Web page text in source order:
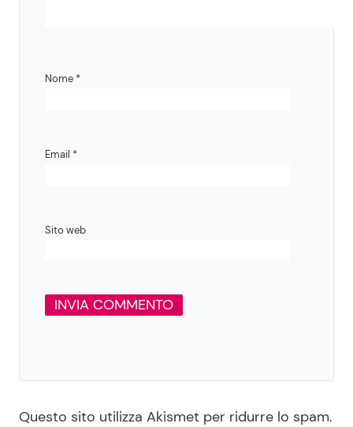
Nome *
Email *
Sito web
Questo sito utilizza Akismet per ridurre lo spam.